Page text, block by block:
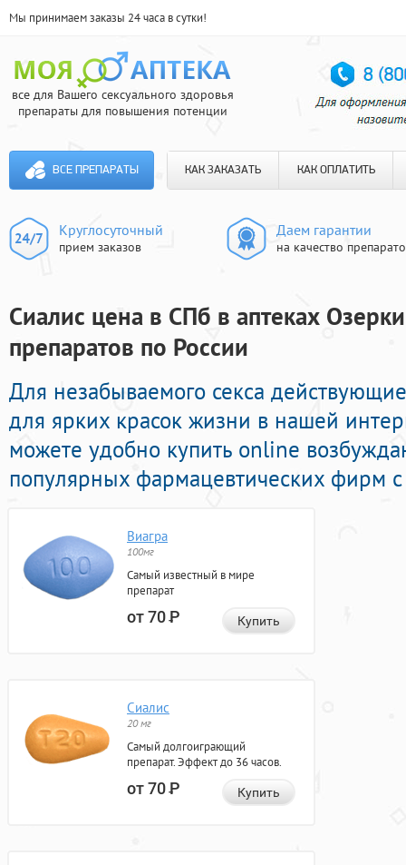
Мы принимаем заказы 24 часа в сутки!
все для Вашего сексуального здоровья
препараты для повышения потенции
ВСЕ ПРЕПАРАТЫ КАК ЗАКАЗАТЬ КАК ОПЛАТИТЬ
Круглосуточный
прием заказов
Даем гарантии
на качество
Сиалис цена в СПб в аптеках
препаратов по России
Для незабываемого секса
для ярких красок жизни в нашей
можете удобно купить online
популярных фармацевтических фирм
Виагра
100мг
Самый известный в мире
препарат
от 70Р Купить
Сиалис
20 мг
Самый долгоиграющий
препарат. Эффект до 36 часов.
от 70Р Купить